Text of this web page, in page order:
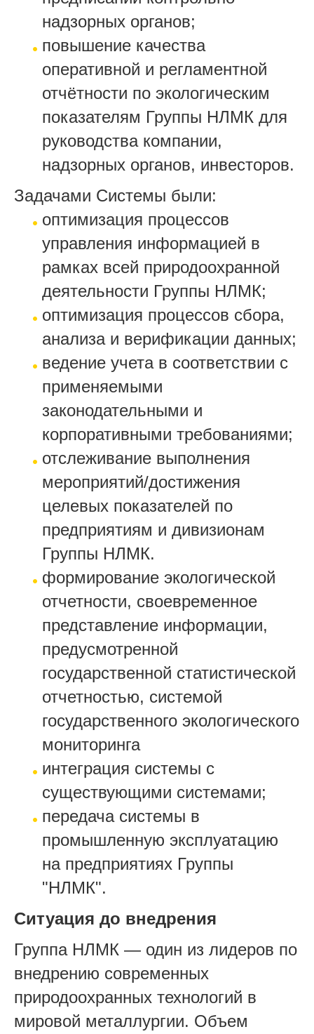
надзорных органов;
повышение качества
оперативной и регламентной
отчётности по экологическим
показателям Группы НЛМК для
руководства компании,
надзорных органов, инвесторов.
Задачами Системы были:
оптимизация процессов
управления информацией в
рамках всей природоохранной
деятельности Группы НЛМК;
оптимизация процессов сбора,
анализа и верификации данных;
ведение учета в соответствии с
применяемыми
законодательными и
корпоративными требованиями;
отслеживание выполнения
мероприятий/достижения
целевых показателей по
предприятиям и дивизионам
Группы НЛМК.
формирование экологической
отчетности, своевременное
представление информации,
предусмотренной
государственной статистической
отчетностью, системой
государственного экологического
мониторинга
интеграция системы с
существующими системами;
передача системы в
промышленную эксплуатацию
на предприятиях Группы
"НЛМК".
Ситуация до внедрения
Группа НЛМК — один из лидеров по
внедрению современных
природоохранных технологий в
мировой металлургии. Объем